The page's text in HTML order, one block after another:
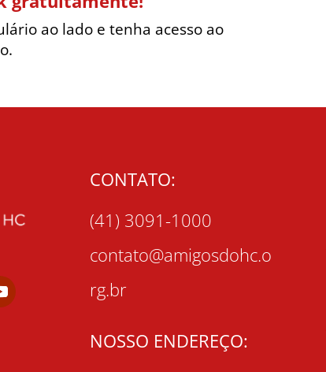
ao lado e tenha acesso ao
CONTATO:
(41) 3091-1000
contato@amigosdohc.o
rg.br
NOSSO ENDEREÇO: